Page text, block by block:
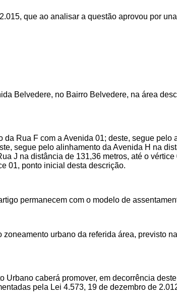
que ao analisar a questão aprovou por
Belvedere, no Bairro Belvedere, na área
Rua F com a Avenida 01; deste, segue
segue pelo alinhamento da Avenida H na
J na distância de 131,36 metros, até o
01, ponto inicial desta descrição.
permanecem com o modelo de
urbano da referida área, previsto
Urbanocaberá promover, em decorrência
pela Lei 4.573, 19 de dezembro de